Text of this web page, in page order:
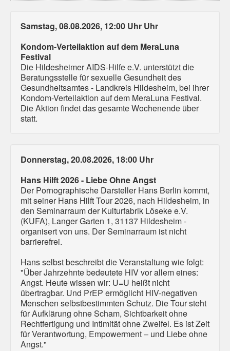
Samstag, 08.08.2026, 12:00 Uhr Uhr
Kondom-Verteilaktion auf dem MeraLuna
Festival
Die Hildesheimer AIDS-Hilfe e.V. unterstützt die
Beratungsstelle für sexuelle Gesundheit des
Gesundheitsamtes - Landkreis Hildesheim, bei ihrer
Kondom-Verteilaktion auf dem MeraLuna Festival.
Die Aktion findet das gesamte Wochenende über
statt.
Donnerstag, 20.08.2026, 18:00 Uhr
Hans Hilft 2026 - Liebe Ohne Angst
Der Pornographische Darsteller Hans Berlin kommt,
mit seiner Hans Hilft Tour 2026, nach Hildesheim, in
den Seminarraum der Kulturfabrik Löseke e.V.
(KUFA), Langer Garten 1, 31137 Hildesheim -
organisert von uns. Der Seminarraum ist nicht
barrierefrei.
Hans selbst beschreibt die Veranstaltung wie folgt:
"Über Jahrzehnte bedeutete HIV vor allem eines:
Angst. Heute wissen wir: U=U heißt nicht
übertragbar. Und PrEP ermöglicht HIV-negativen
Menschen selbstbestimmten Schutz. Die Tour steht
für Aufklärung ohne Scham, Sichtbarkeit ohne
Rechtfertigung und Intimität ohne Zweifel. Es ist Zeit
für Verantwortung, Empowerment – und Liebe ohne
Angst."